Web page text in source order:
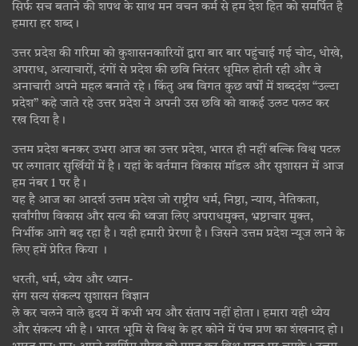
सिर्फ सच बताने की शपथ के साथ मन वचन कर्म से हम देश हित को समर्पित है
हमारा हर शब्द।
उत्तर प्रदेश की गरिमा को कुशासनकारियों द्वारा बार बार पहुंचाई गई चोट, धोखे,
अपराध, अत्याचारों, दंगों से प्रदेश की छवि निरंतर धूमिल होती रही और वे
अनाचारी अपने महल बनाते रहे। किंतु अब विगत कुछ वर्षों में शब्ददंश “उल्टा
प्रदेश” कहे जाते रहे उत्तर प्रदेश ने अपनी उस छवि को वाकई उलट पलट कर
रख दिया है।
उत्तम प्रदेश बनकर उभरा आज का उत्तर प्रदेश, भारत ही नहीं बल्कि विश्व पटल
पर लगातार सुर्खियों में है। यहां के वर्तमान विकास मॉडल और सुशासन में आज
हम नंबर 1 पर है।
यह है आज का आदर्श उत्तम प्रदेश जो राष्ट्रीय धर्म, निष्ठा, न्याय, नैतिकता,
सर्वांगीण विकास और सत्य की ध्वजा लिए अपराधमुक्त, भ्रष्टाचार मुक्त,
निर्भीक आगे बढ़ रहा है। यही हमारी प्रेरणा है। जिसने उत्तम प्रदेश न्यूज लाने के
लिए हमें प्रेरित किया ।
धरती, धर्म, ध्येय और ध्यान-
संग सत्य संकल्प सुशासन विज्ञान
ले कर चलने वाले हृदय में कभी भय और संताप नहीं होता। हमारा यही ध्येय
और संकल्प भी है। भारत भूमि से विश्व के हर कोने में पंच प्रण का शंखनाद हो।